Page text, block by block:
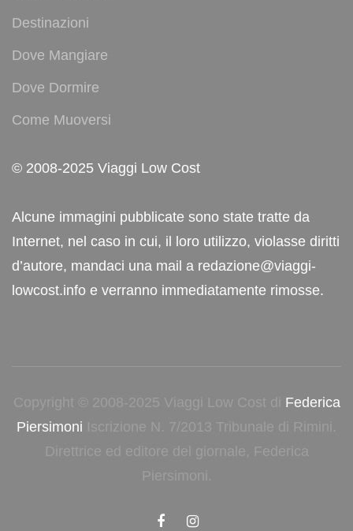
Destinazioni
Dove Mangiare
Dove Dormire
Come Muoversi
© 2008-2025 Viaggi Low Cost
Alcune immagini pubblicate sono state tratte da
Internet, nel caso in cui, il loro utilizzo, violasse diritti
d’autore, mandaci una mail a redazione@viaggi-
lowcost.info e verranno immediatamente rimosse.
Copyright © 2008-2025 Viaggi Low Cost di Federica
Piersimoni Iscrizione N. 7/2013 Tribunale di Rimini.
Direttrice ed editore del giornale, Federica
Piersimoni.